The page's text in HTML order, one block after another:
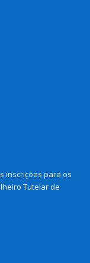
inscrições para os
Tutelar de